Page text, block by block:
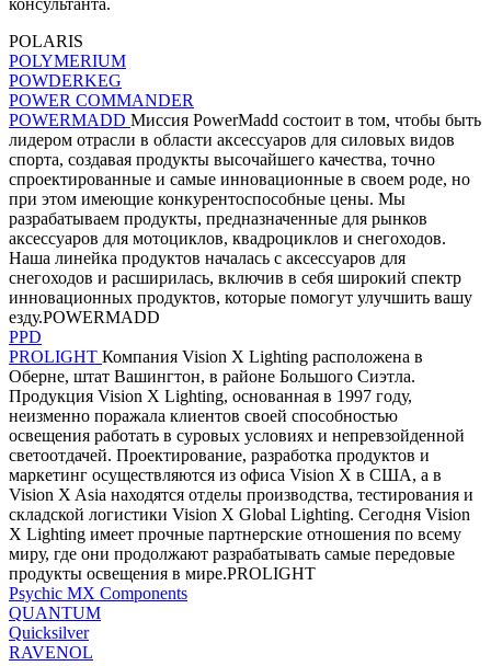
POLARIS
POLYMERIUM
POWDERKEG
POWER COMMANDER
POWERMADD Миссия PowerMadd состоит в том, чтобы быть
лидером отрасли в области аксессуаров для силовых видов
спорта, создавая продукты высочайшего качества, точно
спроектированные и самые инновационные в своем роде, но
при этом имеющие конкурентоспособные цены. Мы
разрабатываем продукты, предназначенные для рынков
аксессуаров для мотоциклов, квадроциклов и снегоходов.
Наша линейка продуктов началась с аксессуаров для
снегоходов и расширилась, включив в себя широкий спектр
инновационных продуктов, которые помогут улучшить вашу
езду.POWERMADD
PPD
PROLIGHT Компания Vision X Lighting расположена в
Оберне, штат Вашингтон, в районе Большого Сиэтла.
Продукция Vision X Lighting, основанная в 1997 году,
неизменно поражала клиентов своей способностью
освещения работать в суровых условиях и непревзойденной
светоотдачей. Проектирование, разработка продуктов и
маркетинг осуществляются из офиса Vision X в США, а в
Vision X Asia находятся отделы производства, тестирования и
складской логистики Vision X Global Lighting. Сегодня Vision
X Lighting имеет прочные партнерские отношения по всему
миру, где они продолжают разрабатывать самые передовые
продукты освещения в мире.PROLIGHT
Psychic MX Components
QUANTUM
Quicksilver
RAVENOL